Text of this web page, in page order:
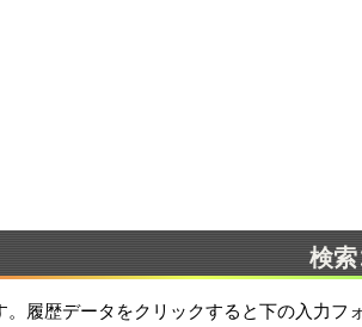
検
履歴データをクリックすると下の入力フ